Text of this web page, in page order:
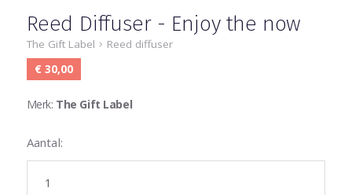
Reed Diffuser - Enjoy the now
The Gift Label
Reed diffuser
€ 30,00
Merk: The Gift Label
Aantal: